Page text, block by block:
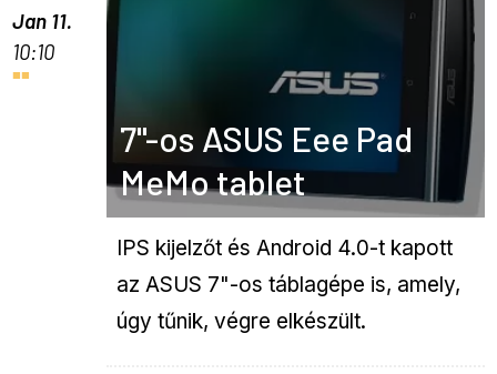
Jan 11.
10:10
7"-os ASUS Eee Pad
MeMo tablet
IPS kijelzőt és Android 4.0-t kapott
az ASUS 7"-os táblagépe is, amely,
úgy tűnik, végre elkészült.